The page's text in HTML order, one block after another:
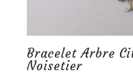
Bracelet Arbre
Noisetier